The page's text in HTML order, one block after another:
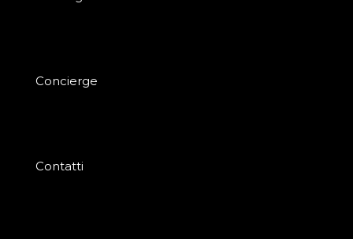
Concierge
Contatti